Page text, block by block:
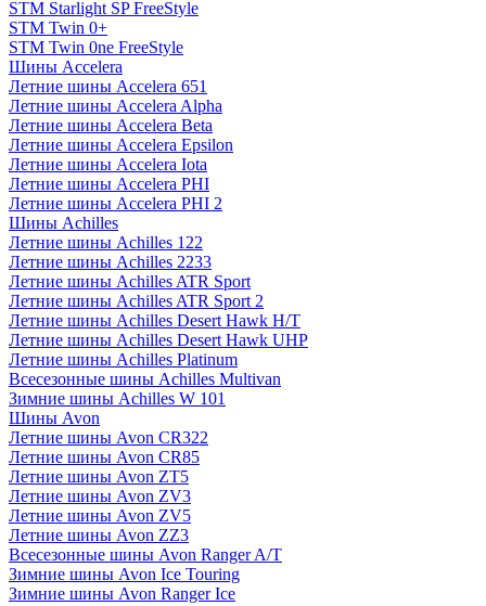
STM Starlight SP FreeStyle
STM Twin 0+
STM Twin 0ne FreeStyle
Шины Accelera
Летние шины Accelera 651
Летние шины Accelera Alpha
Летние шины Accelera Beta
Летние шины Accelera Epsilon
Летние шины Accelera Iota
Летние шины Accelera PHI
Летние шины Accelera PHI 2
Шины Achilles
Летние шины Achilles 122
Летние шины Achilles 2233
Летние шины Achilles ATR Sport
Летние шины Achilles ATR Sport 2
Летние шины Achilles Desert Hawk H/T
Летние шины Achilles Desert Hawk UHP
Летние шины Achilles Platinum
Всесезонные шины Achilles Multivan
Зимние шины Achilles W 101
Шины Avon
Летние шины Avon CR322
Летние шины Avon CR85
Летние шины Avon ZT5
Летние шины Avon ZV3
Летние шины Avon ZV5
Летние шины Avon ZZ3
Всесезонные шины Avon Ranger A/T
Зимние шины Avon Ice Touring
Зимние шины Avon Ranger Ice